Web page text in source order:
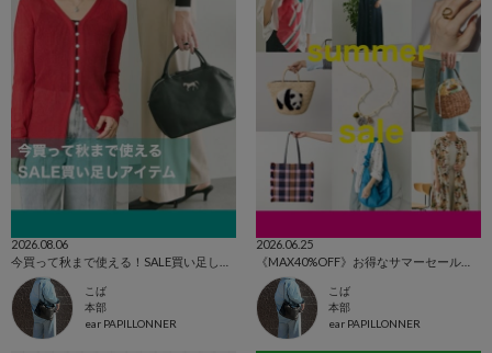
2026.08.06
こば
本部
ear PAPILLONNER
2026.06.25
《MAX40%OFF》お得なサマーセールを開催！
こば
本部
ear PAPILLONNER